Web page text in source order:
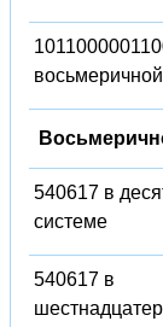
540617 в
системе
540617 в